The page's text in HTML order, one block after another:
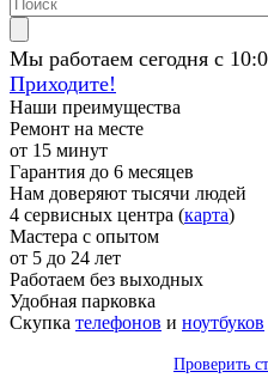
Мы работаем сегодня с
Приходите!
Наши преимущества
Ремонт на месте
от 15 минут
Гарантия до 6 месяцев
Нам доверяют тысячи людей
4 сервисных центра (карта)
Мастера с опытом
от 5 до 24 лет
Работаем без выходных
Удобная парковка
Скупка телефонов и ноутбуков
Проверить